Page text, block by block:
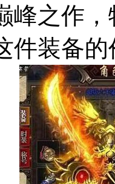
峰之作
件装备